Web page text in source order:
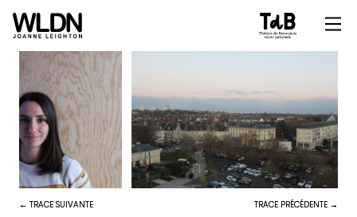
← TRACE SUIVANTE TRACE PRÉCÉDENTE →